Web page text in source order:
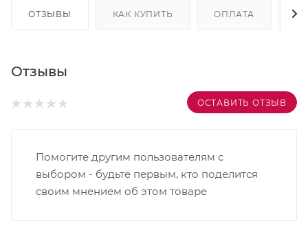
ОТЗЫВЫ КАК КУПИТЬ ОПЛАТА
Отзывы
ОСТАВИТЬ ОТЗЫВ
Помогите другим пользователям с
выбором - будьте первым, кто поделится
своим мнением об этом товаре